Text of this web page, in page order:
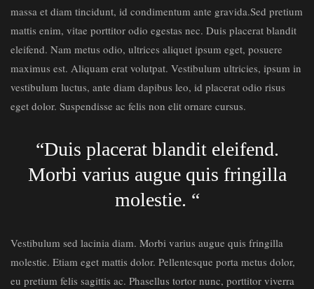
massa et diam tincidunt, id condimentum ante gravida.Sed pretium
mattis enim, vitae porttitor odio egestas nec. Duis placerat blandit
eleifend. Nam metus odio, ultrices aliquet ipsum eget, posuere
maximus est. Aliquam erat volutpat. Vestibulum ultricies, ipsum in
vestibulum luctus, ante diam dapibus leo, id placerat odio risus
eget dolor. Suspendisse ac felis non elit ornare cursus.
“Duis placerat blandit eleifend.
Morbi varius augue quis fringilla
molestie. “
Vestibulum sed lacinia diam. Morbi varius augue quis fringilla
molestie. Etiam eget mattis dolor. Pellentesque porta metus dolor,
eu pretium felis sagittis ac. Phasellus tortor nunc, porttitor viverra